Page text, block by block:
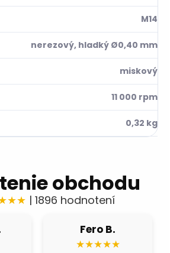
M14
nerezový, hladký Ø0,40 mm
miskový
11 000 rpm
0,32 kg
obchodu
| 1896 hodnotení
Fero B.
★★★★★